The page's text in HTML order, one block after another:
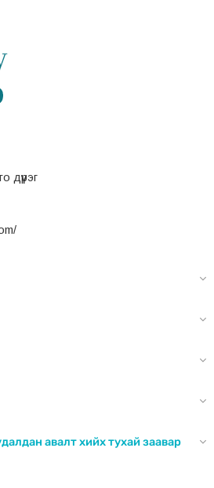
авалт хийх тухай заавар